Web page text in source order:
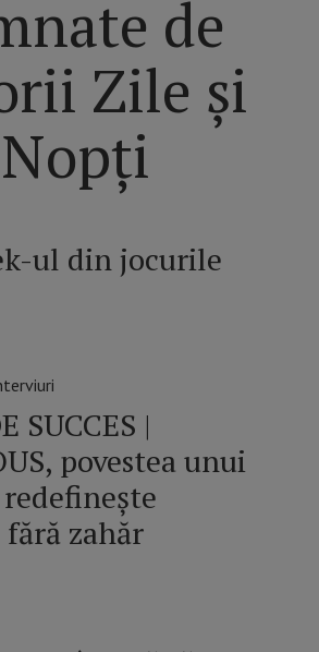
de
Zile și
Nopți
ul din jocurile
SUCCES |
povestea unui
zahăr